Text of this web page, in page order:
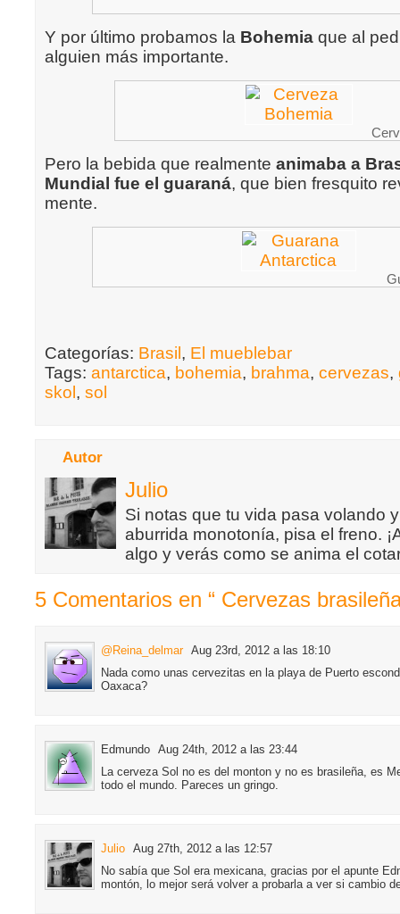
Y por último probamos la Bohemia que al
alguien más importante.
Pero la bebida que realmente animaba a
Mundial fue el guaraná, que bien fresquito
mente.
Categorías: Brasil , El mueblebar
Tags: antarctica, bohemia, brahma, cervezas,
skol , sol
Autor
Julio
Si notas que tu vida pasa volando
aburrida monotonía, pisa el freno.
algo y verás como se anima el
5 Comentarios en “ Cervezas
@Reina_delmar Aug 23rd, 2012 a las 18:10
Nada como unas cervezitas en la playa de Puerto
Oaxaca?
Edmundo Aug 24th, 2012 a las 23:44
La cerveza Sol no es del monton y no es brasileña, es
todo el mundo. Pareces un gringo.
Julio Aug 27th, 2012 a las 12:57
No sabía que Sol era mexicana, gracias por el apunte
montón, lo mejor será volver a probarla a ver si cambio